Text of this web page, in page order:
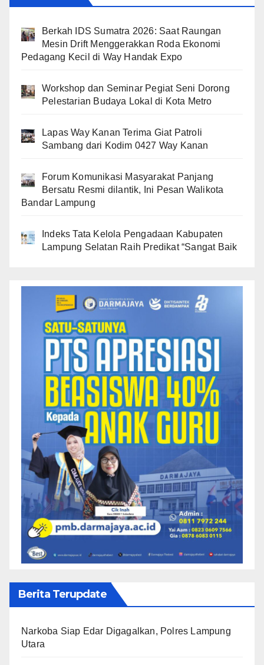
Berkah IDS Sumatra 2026: Saat Raungan
Mesin Drift Menggerakkan Roda Ekonomi
Pedagang Kecil di Way Handak Expo
Workshop dan Seminar Pegiat Seni Dorong
Pelestarian Budaya Lokal di Kota Metro
Lapas Way Kanan Terima Giat Patroli
Sambang dari Kodim 0427 Way Kanan
Forum Komunikasi Masyarakat Panjang
Bersatu Resmi dilantik, Ini Pesan Walikota
Bandar Lampung
Indeks Tata Kelola Pengadaan Kabupaten
Lampung Selatan Raih Predikat “Sangat Baik
Berita Terupdate
Narkoba Siap Edar Digagalkan, Polres Lampung
Utara